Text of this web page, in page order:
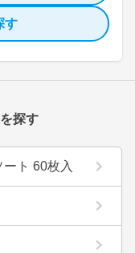
す
探す
ト 60枚入